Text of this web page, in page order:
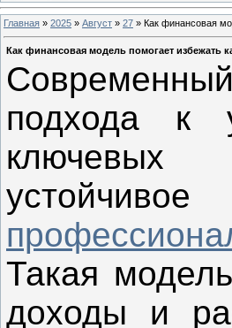
Главная » 2025 » Август » 27 » Как финансовая
Как финансовая модель помогает избежать
подхода к
ключевых
Такая
доходы и